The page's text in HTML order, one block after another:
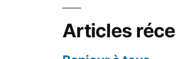
Articles